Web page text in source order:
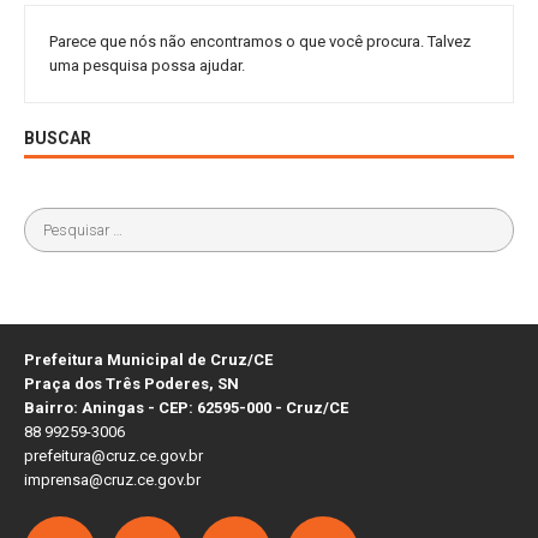
Parece que nós não encontramos o que você procura. Talvez
uma pesquisa possa ajudar.
BUSCAR
Prefeitura Municipal de Cruz/CE
Praça dos Três Poderes, SN
Bairro: Aningas - CEP: 62595-000 - Cruz/CE
88 99259-3006
prefeitura@cruz.ce.gov.br
imprensa@cruz.ce.gov.br